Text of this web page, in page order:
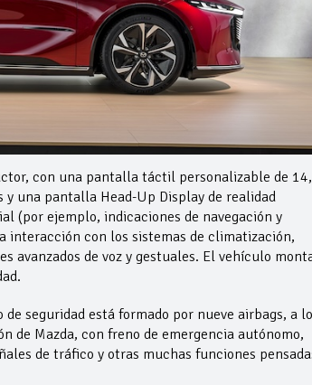
con una pantalla táctil personalizable de
una pantalla Head-Up Display de realidad
(por ejemplo, indicaciones de navegación y
interacción con los sistemas de climatización,
avanzados de voz y gestuales. El vehículo
seguridad está formado por nueve airbags, a
de Mazda, con freno de emergencia autónomo,
de tráfico y otras muchas funciones